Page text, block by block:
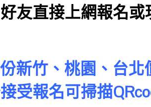
友直接上網報名
新竹、桃園、台
受報名可掃描